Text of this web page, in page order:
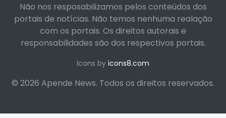
Não nos resposabilizamos pelos conteúdos dos
portais de notícias. Não temos nenhuma realação
com os portais. Os direitos autorais e
responsabilidades são dos respectivos portais.
Icons by icons8.com
© 2026 Apende News. Todos os direitos reservados.